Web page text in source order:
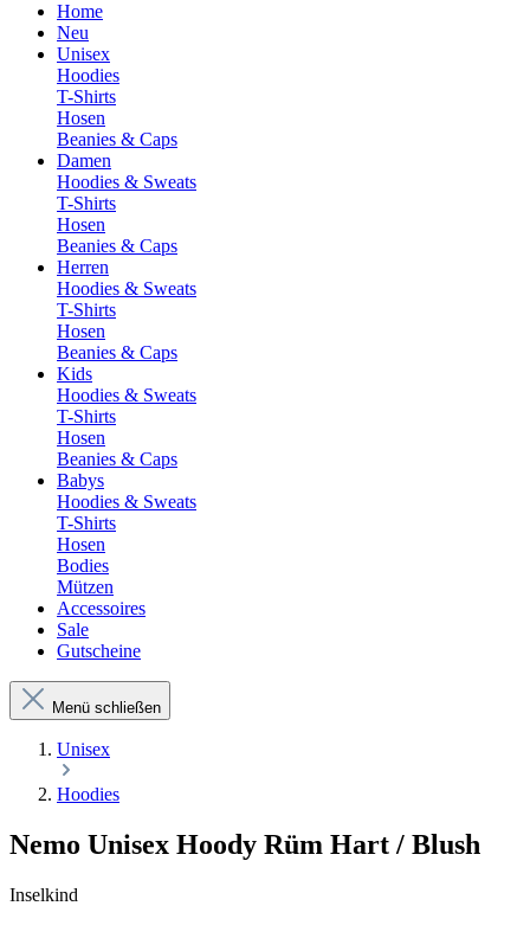
Home
Neu
Unisex
Hoodies
T-Shirts
Hosen
Beanies & Caps
Damen
Hoodies & Sweats
T-Shirts
Hosen
Beanies & Caps
Herren
Hoodies & Sweats
T-Shirts
Hosen
Beanies & Caps
Kids
Hoodies & Sweats
T-Shirts
Hosen
Beanies & Caps
Babys
Hoodies & Sweats
T-Shirts
Hosen
Bodies
Mützen
Accessoires
Sale
Gutscheine
Menü schließen
Unisex
Hoodies
Nemo Unisex Hoody Rüm Hart / Blush
Inselkind